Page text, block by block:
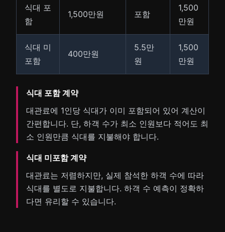
식대 포
함
1,500만원 포함
1,500
만원
식대 미
포함
400만원
5.5만
원
1,500
만원
식대 포함 계약
대관료에 1인당 식대가 이미 포함되어 있어 계산이
간편합니다. 단, 하객 수가 최소 인원보다 적어도 최
소 인원만큼 식대를 지불해야 합니다.
식대 미포함 계약
대관료는 저렴하지만, 실제 참석한 하객 수에 따라
식대를 별도로 지불합니다. 하객 수 예측이 정확하
다면 유리할 수 있습니다.